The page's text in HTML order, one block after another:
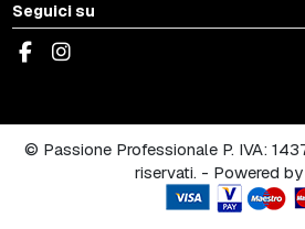
Seguici su
© Passione Professionale P. IVA:
riservati. - Powered by